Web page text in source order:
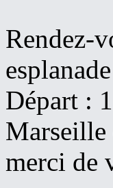
Rendez-
Départ :
Marseille
merci de